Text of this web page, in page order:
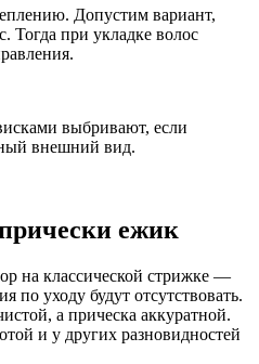
Допустим вариант,
Тогда при укладке волос
выбривают, если
внешний вид.
ежик
на классической стрижке —
по уходу будут отсутствовать.
а прическа аккуратной.
и у других разновидностей